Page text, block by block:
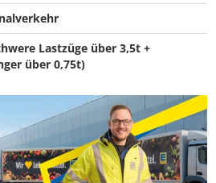
Lastzüge über 3,5t +
über 0,75t)